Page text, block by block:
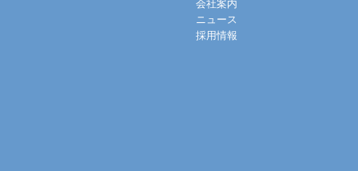
会社案内
ニュース
採用情報